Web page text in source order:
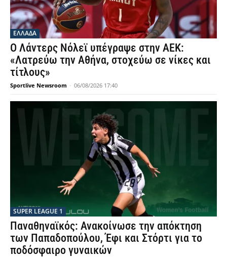
ΕΛΛΑΔΑ
Ο Λάντερς Νόλεϊ υπέγραψε στην ΑΕΚ:
«Λατρεύω την Αθήνα, στοχεύω σε νίκες και
τίτλους»
Sportlive Newsroom - 06/08/2026 17:40
SUPER LEAGUE 1
Παναθηναϊκός: Ανακοίνωσε την απόκτηση
των Παπαδοπούλου, Έφι και Στόρτι για το
ποδόσφαιρο γυναικών